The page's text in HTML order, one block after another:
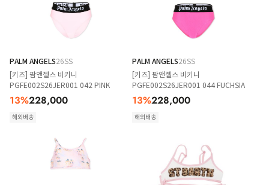
PALM ANGELS26SS
[키즈] 팜앤젤스 비키니
PGFE002S26JER001 042 PINK
13%228,000
해외배송
PALM ANGELS26SS
[키즈] 팜앤젤스 비키니
PGFE002S26JER001 044 FUCHSIA
13%228,000
해외배송